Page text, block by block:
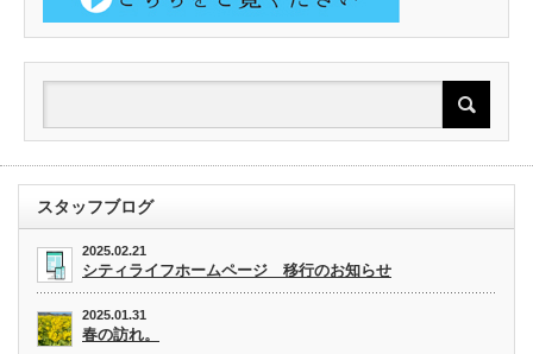
スタッフブログ
2025.02.21
シティライフホームページ 移行のお知らせ
2025.01.31
春の訪れ。